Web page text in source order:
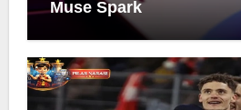
Muse Spark